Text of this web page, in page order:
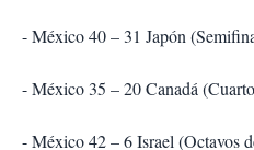
- México 40 – 31 Japón
- México 35 – 20 Canadá
- México 42 – 6 Israel (Octavos